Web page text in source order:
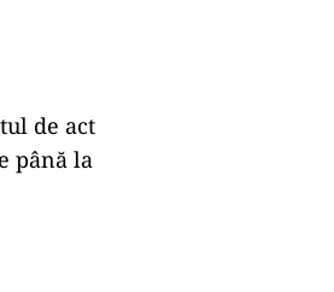
de act
până la